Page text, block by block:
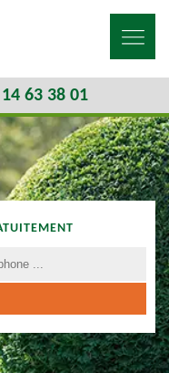
63 38 01